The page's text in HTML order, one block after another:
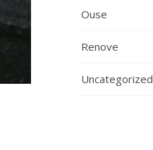
Ouse
Renove
Uncategorized